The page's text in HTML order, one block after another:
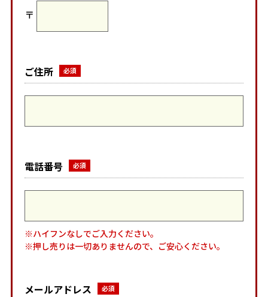
〒
ご住所
電話番号
※ハイフンなしでご入力ください。
※押し売りは一切ありませんので、ご安心ください。
メールアドレス